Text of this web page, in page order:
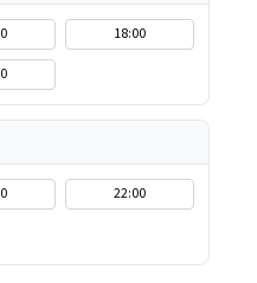
18:00
22:00